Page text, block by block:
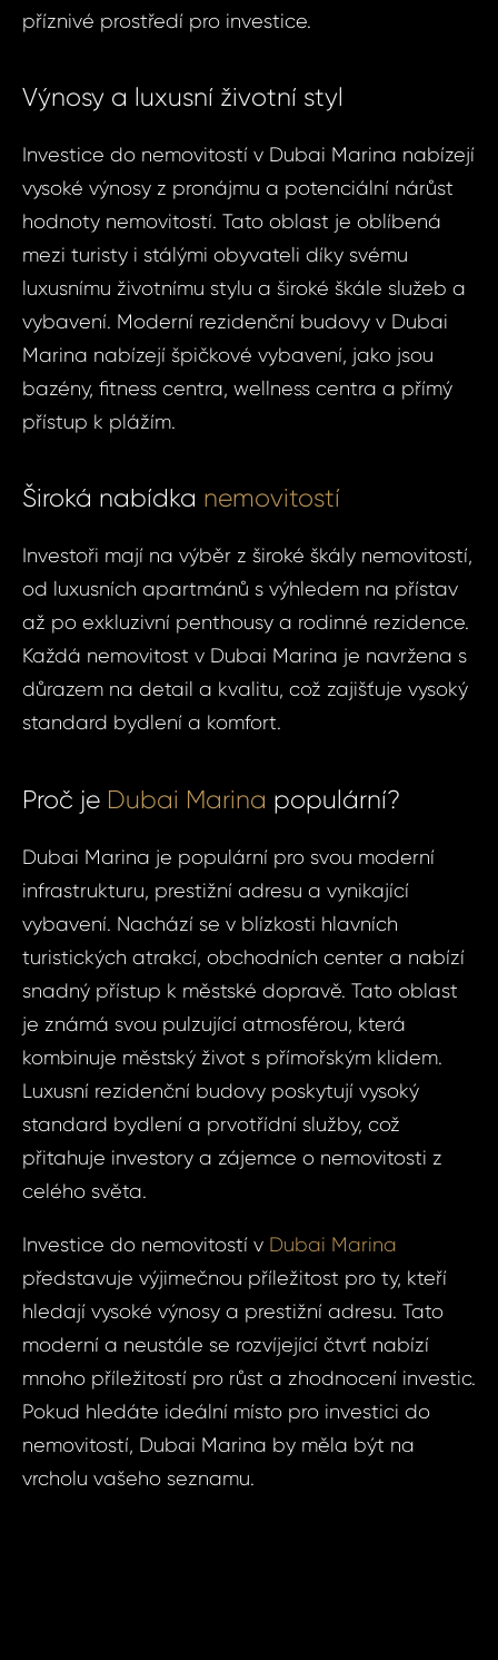
příznivé prostředí pro investice.
Výnosy a luxusní životní styl
Investice do nemovitostí v Dubai Marina nabízejí
vysoké výnosy z pronájmu a potenciální nárůst
hodnoty nemovitostí. Tato oblast je oblíbená
mezi turisty i stálými obyvateli díky svému
luxusnímu životnímu stylu a široké škále služeb a
vybavení. Moderní rezidenční budovy v Dubai
Marina nabízejí špičkové vybavení, jako jsou
bazény, fitness centra, wellness centra a přímý
přístup k plážím.
Široká nabídka nemovitostí
Investoři mají na výběr z široké škály nemovitostí,
od luxusních apartmánů s výhledem na přístav
až po exkluzivní penthousy a rodinné rezidence.
Každá nemovitost v Dubai Marina je navržena s
důrazem na detail a kvalitu, což zajišťuje vysoký
standard bydlení a komfort.
Proč je Dubai Marina populární?
Dubai Marina je populární pro svou moderní
infrastrukturu, prestižní adresu a vynikající
vybavení. Nachází se v blízkosti hlavních
turistických atrakcí, obchodních center a nabízí
snadný přístup k městské dopravě. Tato oblast
je známá svou pulzující atmosférou, která
kombinuje městský život s přímořským klidem.
Luxusní rezidenční budovy poskytují vysoký
standard bydlení a prvotřídní služby, což
přitahuje investory a zájemce o nemovitosti z
celého světa.
Investice do nemovitostí v Dubai Marina
představuje výjimečnou příležitost pro ty, kteří
hledají vysoké výnosy a prestižní adresu. Tato
moderní a neustále se rozvíjející čtvrť nabízí
mnoho příležitostí pro růst a zhodnocení investic.
Pokud hledáte ideální místo pro investici do
nemovitostí, Dubai Marina by měla být na
vrcholu vašeho seznamu.